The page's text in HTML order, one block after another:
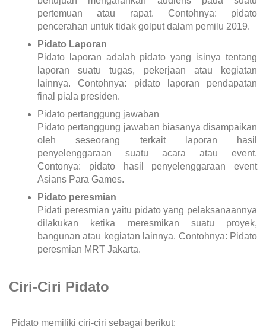
pertemuan atau rapat. Contohnya: pidato
pencerahan untuk tidak golput dalam pemilu 2019.
Pidato Laporan
Pidato laporan adalah pidato yang isinya tentang
laporan suatu tugas, pekerjaan atau kegiatan
lainnya. Contohnya: pidato laporan pendapatan
final piala presiden.
Pidato pertanggung jawaban
Pidato pertanggung jawaban biasanya disampaikan
oleh seseorang terkait laporan hasil
penyelenggaraan suatu acara atau event.
Contonya: pidato hasil penyelenggaraan event
Asians Para Games.
Pidato peresmian
Pidati peresmian yaitu pidato yang pelaksanaannya
dilakukan ketika meresmikan suatu proyek,
bangunan atau kegiatan lainnya. Contohnya: Pidato
peresmian MRT Jakarta.
Ciri-Ciri Pidato
Pidato memiliki ciri-ciri sebagai berikut: